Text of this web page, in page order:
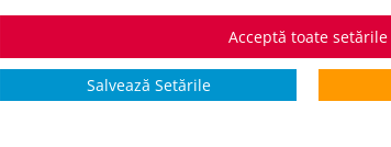
Acceptă toate setările
Salvează Setările